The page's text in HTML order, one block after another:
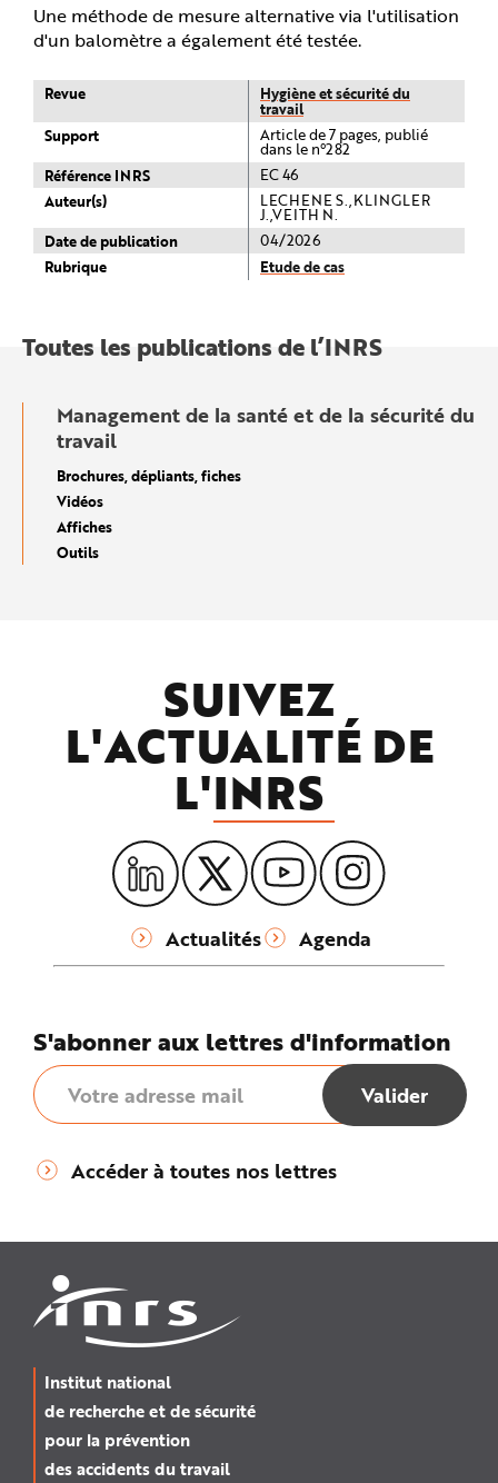
Une méthode de mesure alternative via l'utilisation
d'un balomètre a également été testée.
Revue Hygiène et sécurité du
travail
Support
Article de 7 pages, publié
dans le n°282
Référence INRS EC 46
Auteur(s) LECHENE S.,KLINGLER
J.,VEITH N.
Date de publication 04/2026
Rubrique Etude de cas
Toutes les publications de l’INRS
Management de la santé et de la sécurité du
travail
Brochures, dépliants, fiches
Vidéos
Affiches
Outils
SUIVEZ
L'ACTUALITÉ DE
L'INRS
Actualités Agenda
S'abonner aux lettres d'information
Accéder à toutes nos lettres
Institut national
de recherche et de sécurité
pour la prévention
des accidents du travail